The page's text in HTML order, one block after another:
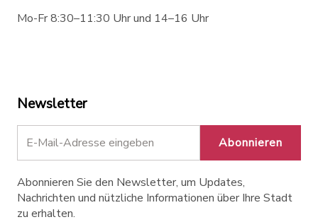
Mo-Fr 8:30–11:30 Uhr und 14–16 Uhr
Newsletter
Abonnieren
Abonnieren Sie den Newsletter, um Updates,
Nachrichten und nützliche Informationen über Ihre Stadt
zu erhalten.